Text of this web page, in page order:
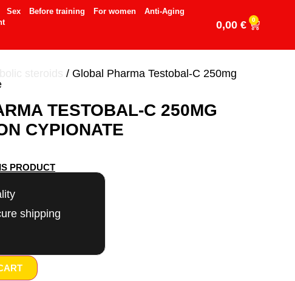
Sex Before training For women
Anti-Aging
0,00 € 0
/ Global Pharma Testobal-C 250mg
TESTOBAL-C 250MG
CYPIONATE
PRODUCT
shipping